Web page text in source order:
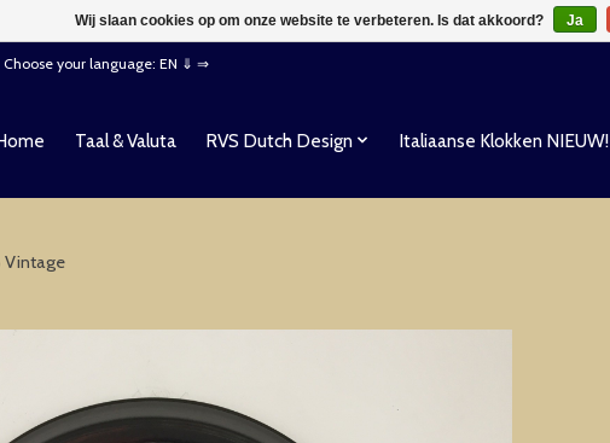
your language: EN ⇓ ⇒
Taal & Valuta RVS Dutch Design Italiaanse Klokken NIEUW!
Vintage
Wij slaan cookies op om onze website te verbeteren. Is dat akkoord? Ja